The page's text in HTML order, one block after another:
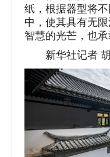
纸，根据器型将
中，使其具有无
智慧的光芒，也
新华社记者 胡